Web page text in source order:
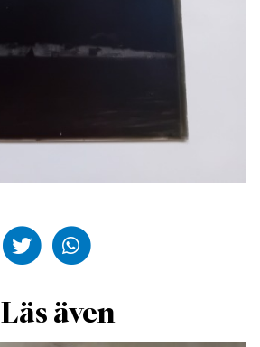
Dela till Facebook
Dela till Twitter
Läs även